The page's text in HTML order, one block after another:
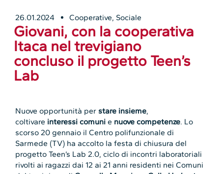
26.01.2024 Cooperative, Sociale
Giovani, con la cooperativa
Itaca nel trevigiano
concluso il progetto Teen’s
Lab
Nuove opportunità per stare insieme,
coltivare interessi comuni e nuove competenze. Lo
scorso 20 gennaio il Centro polifunzionale di
Sarmede (TV) ha accolto la festa di chiusura del
progetto Teen’s Lab 2.0, ciclo di incontri laboratoriali
rivolti ai ragazzi dai 12 ai 21 anni residenti nei Comuni